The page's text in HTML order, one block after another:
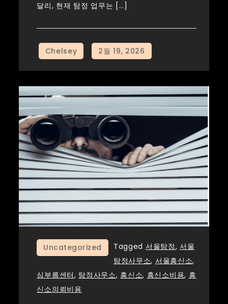
달리, 현재 탐정 업무는 […]
Uncategorized Tagged 서울탐정,서울
탐정사무소, 서울흥신소,
심부름센터, 탐정사무소, 흥신소, 흥신소비용, 흥
신소의뢰비용